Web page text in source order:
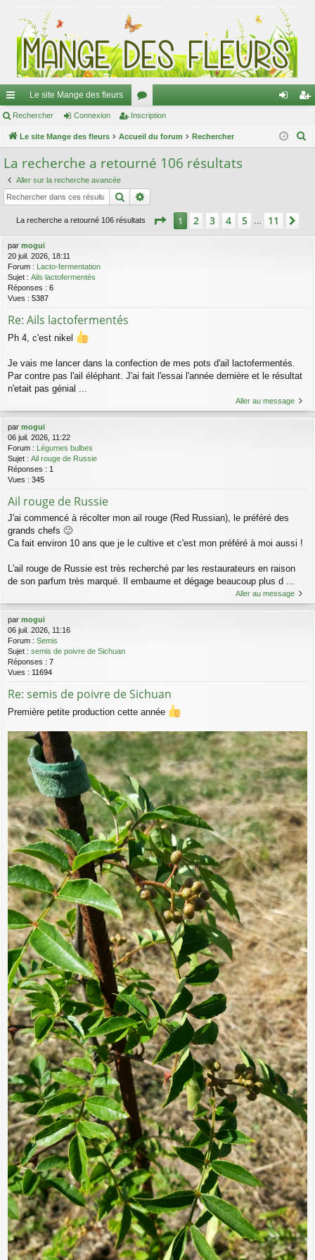
ac
co
ur
ci
s
Le site Mange des fleurs
or
u ne cri
Rechercher Connexion Inscription
Le site Mange des fleurs Accueil du forum Rechercher
La recherche a retourné 106 résultats
Aller sur la recherche avancée
Rechercher
La recherche a retourné 106 résultats Page 1sur 11
1 2 3 4 5 11
par mogui
20 juil. 2026, 18:11
Forum :
Lacto-fermentation
Sujet : Ails lactofermentés
Réponses : 6
Vues : 5387
Re: Ails lactofermentés
Ph 4, c'est nikel
Je vais me lancer dans la confection de mes pots d'ail lactofermentés.
Par contre pas l'ail éléphant. J'ai fait l'essai l'année dernière et le résultat
n'etait pas génial ...
Aller au message
par mogui
06 juil. 2026, 11:22
Forum : Légumes bulbes
Sujet : Ail rouge de Russie
Réponses : 1
Vues : 345
Ail rouge de Russie
J'ai commencé à récolter mon ail rouge (Red Russian), le préféré des
grands chefs 🙂
Ca fait environ 10 ans que je le cultive et c'est mon préféré à moi aussi !
L'ail rouge de Russie est très recherché par les restaurateurs en raison
de son parfum très marqué. Il embaume et dégage beaucoup plus d ...
Aller au message
par mogui
06 juil. 2026, 11:16
Forum : Semis
Sujet : semis de poivre de Sichuan
Réponses : 7
Vues : 11694
Re: semis de poivre de Sichuan
Première petite production cette année